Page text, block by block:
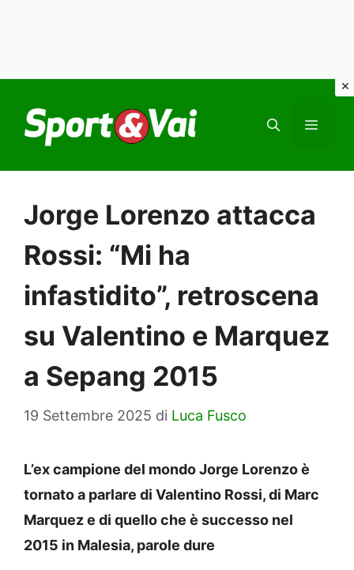
contenuto
Jorge Lorenzo attacca
Rossi: “Mi ha
infastidito”, retroscena
su Valentino e Marquez
a Sepang 2015
19 Settembre 2025 di Luca Fusco
L’ex campione del mondo Jorge Lorenzo è
tornato a parlare di Valentino Rossi, di Marc
Marquez e di quello che è successo nel
2015 in Malesia, parole dure